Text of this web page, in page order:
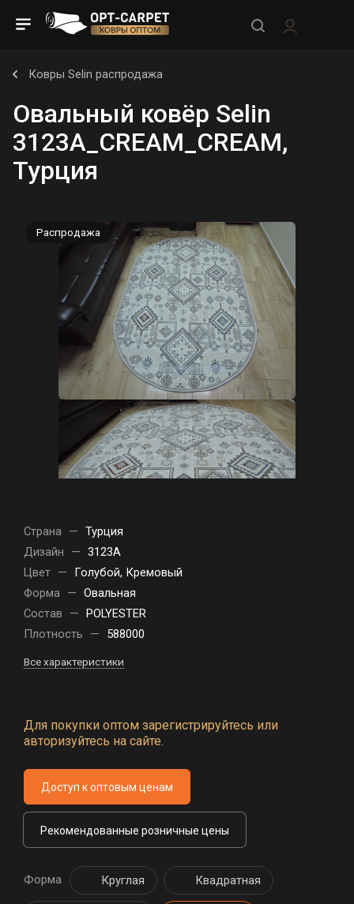
Ковры Selin распродажа
Овальный ковёр Selin
3123A_CREAM_CREAM,
Турция
Распродажа
Страна — Турция
Дизайн
— 3123A
Цвет —
Голубой, Кремовый
Форма — Овальная
Состав
— POLYESTER
Плотность
— 588000
Все характеристики
Для покупки оптом зарегистрируйтесь или
авторизуйтесь на сайте.
Доступ к оптовым ценам
Рекомендованные розничные цены
Форма Круглая Квадратная